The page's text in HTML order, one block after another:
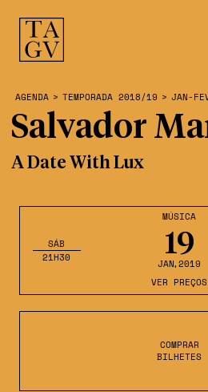
MÚSICA
19
JAN,2019
SÁB
21H30
VER PREÇOS
COMPRAR
BILHETES
AGENDA > TEMPORADA 2018/19 > JAN-
Salvador
A Date With Lux